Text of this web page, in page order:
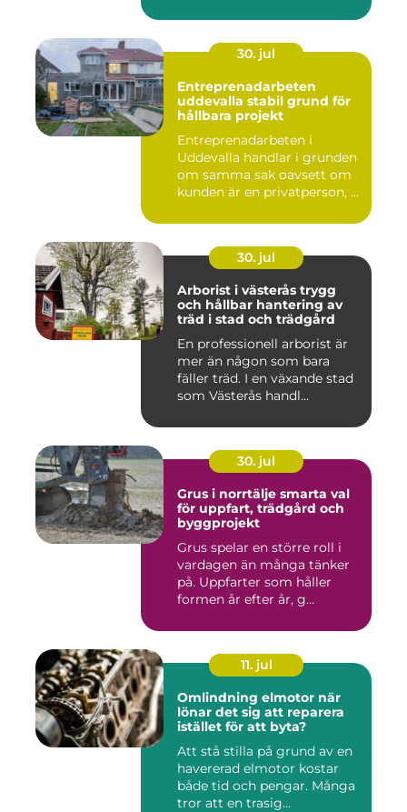
30. jul
Entreprenadarbeten
uddevalla stabil grund för
hållbara projekt
Entreprenadarbeten i
Uddevalla handlar i grunden
om samma sak oavsett om
kunden är en privatperson, ...
30. jul
Arborist i västerås trygg
och hållbar hantering av
träd i stad och trädgård
En professionell arborist är
mer än någon som bara
fäller träd. I en växande stad
som Västerås handl...
30. jul
Grus i norrtälje smarta val
för uppfart, trädgård och
byggprojekt
Grus spelar en större roll i
vardagen än många tänker
på. Uppfarter som håller
formen år efter år, g...
11. jul
Omlindning elmotor när
lönar det sig att reparera
istället för att byta?
Att stå stilla på grund av en
havererad elmotor kostar
både tid och pengar. Många
tror att en trasig...